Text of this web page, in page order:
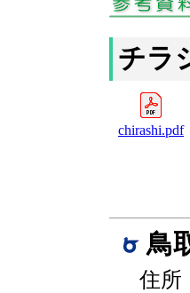
チラ
chirashi.pdf
鳥
住所